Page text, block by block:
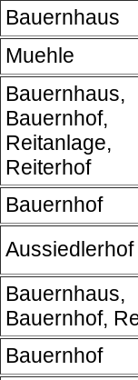
Bauernhaus
Muehle
Bauernhaus,
Bauernhof,
Reitanlage,
Reiterhof
Bauernhof
Aussiedlerhof
Bauernhaus,
Bauernhof,
Bauernhof